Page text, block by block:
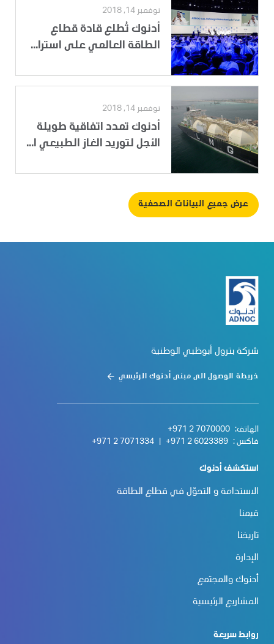
نوفمبر 14, 2018
أدنوك تُطلع قادة قطاع
الطاقة العالمي على استرا...
نوفمبر 14, 2018
أدنوك تمدد اتفاقية طويلة
الأجل لتوريد الغاز الطبيعي ا...
عرض جميع البيانات الصحفية
شركة بترول أبوظبي الوطنية
خريطة الوصول الى مبنى أدنوك الرئيسي
الهاتف: +971 2 7070000
فاكس : +971 2 6023389
+971 2 7071334
استكشف أدنوك
الاستدامة و التحوّل في قطاع الطاقة
قيمنا
تاريخنا
الإدارة
أدنوك والمجتمع
المشاريع الرئيسية
روابط سريعة